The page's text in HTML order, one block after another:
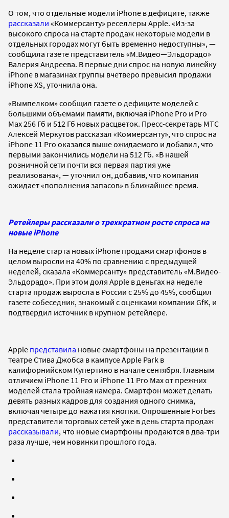
О том, что отдельные модели iPhone в дефиците, также
рассказали «Коммерсанту» реселлеры Apple. «Из-за
высокого спроса на старте продаж некоторые модели в
отдельных городах могут быть временно недоступны», —
сообщила газете представитель «М.Видео—Эльдорадо»
Валерия Андреева. В первые дни спрос на новую линейку
iPhone в магазинах группы вчетверо превысил продажи
iPhone XS, уточнила она.
«Вымпелком» сообщил газете о дефиците моделей с
большими объемами памяти, включая iPhone Pro и Pro
Max 256 Гб и 512 Гб новых расцветок. Пресс-секретарь МТС
Алексей Меркутов рассказал «Коммерсанту», что спрос на
iPhone 11 Pro оказался выше ожидаемого и добавил, что
первыми закончились модели на 512 Гб. «В нашей
розничной сети почти вся первая партия уже
реализована», — уточнил он, добавив, что компания
ожидает «пополнения запасов» в ближайшее время.
Ретейлеры рассказали о трехкратном росте спроса на
новые iPhone
На неделе старта новых iPhone продажи смартфонов в
целом выросли на 40% по сравнению с предыдущей
неделей, сказала «Коммерсанту» представитель «М.Видео-
Эльдорадо». При этом доля Apple в деньгах на неделе
старта продаж выросла в России с 25% до 45%, сообщил
газете собеседник, знакомый с оценками компании GfK, и
подтвердил источник в крупном ретейлере.
Apple представила новые смартфоны на презентации в
театре Стива Джобса в кампусе Apple Park в
калифорнийском Купертино в начале сентября. Главным
отличием iPhone 11 Pro и iPhone 11 Pro Max от прежних
моделей стала тройная камера. Смартфон может делать
девять разных кадров для создания одного снимка,
включая четыре до нажатия кнопки. Опрошенные Forbes
представители торговых сетей уже в день старта продаж
рассказывали, что новые смартфоны продаются в два-три
раза лучше, чем новинки прошлого года.